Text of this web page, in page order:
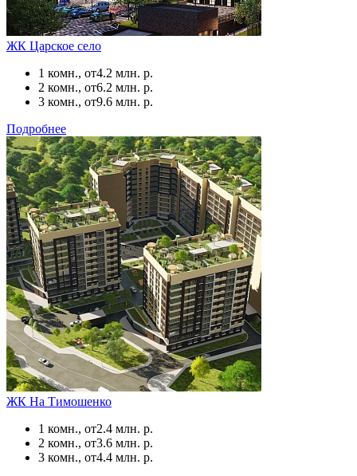
ЖК Царское село
1 комн., от4.2 млн. р.
2 комн., от6.2 млн. р.
3 комн., от9.6 млн. р.
Подробнее
ЖК На Тимошенко
1 комн., от2.4 млн. р.
2 комн., от3.6 млн. р.
3 комн., от4.4 млн. р.